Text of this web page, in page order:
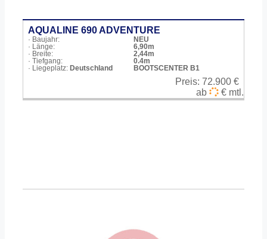
AQUALINE 690 ADVENTURE
· Baujahr:
NEU
· Länge:
6,90m
· Breite:
2,44m
· Tiefgang:
0.4m
· Liegeplatz: Deutschland BOOTSCENTER B1
Preis: 72.900 €
ab
€ mtl.